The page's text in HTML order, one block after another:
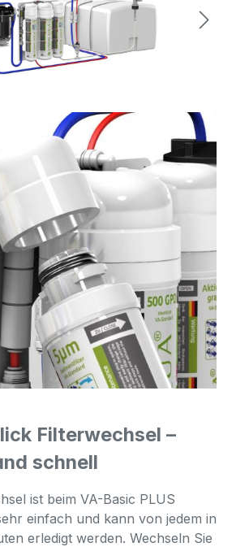
Filterwechsel –
schnell
ist beim VA-Basic PLUS
einfach und kann von jedem in
erledigt werden. Wechseln Sie